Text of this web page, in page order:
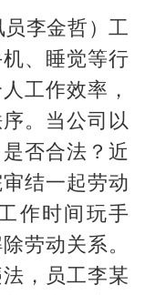
李金哲）工
、睡觉等行
工作效率，
。当公司以
否合法？近
结一起劳动
作时间玩手
劳动关系。
，员工李某